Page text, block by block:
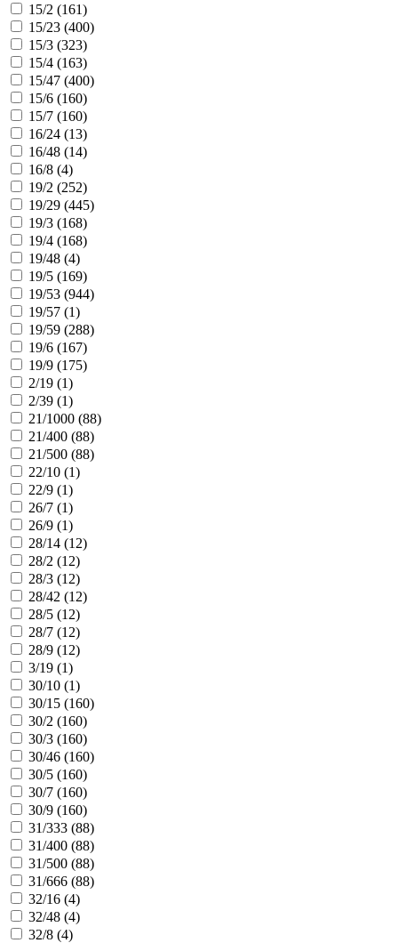
15/2 (161)
15/23 (400)
15/3 (323)
15/4 (163)
15/47 (400)
15/6 (160)
15/7 (160)
16/24 (13)
16/48 (14)
16/8 (4)
19/2 (252)
19/29 (445)
19/3 (168)
19/4 (168)
19/48 (4)
19/5 (169)
19/53 (944)
19/57 (1)
19/59 (288)
19/6 (167)
19/9 (175)
2/19 (1)
2/39 (1)
21/1000 (88)
21/400 (88)
21/500 (88)
22/10 (1)
22/9 (1)
26/7 (1)
26/9 (1)
28/14 (12)
28/2 (12)
28/3 (12)
28/42 (12)
28/5 (12)
28/7 (12)
28/9 (12)
3/19 (1)
30/10 (1)
30/15 (160)
30/2 (160)
30/3 (160)
30/46 (160)
30/5 (160)
30/7 (160)
30/9 (160)
31/333 (88)
31/400 (88)
31/500 (88)
31/666 (88)
32/16 (4)
32/48 (4)
32/8 (4)